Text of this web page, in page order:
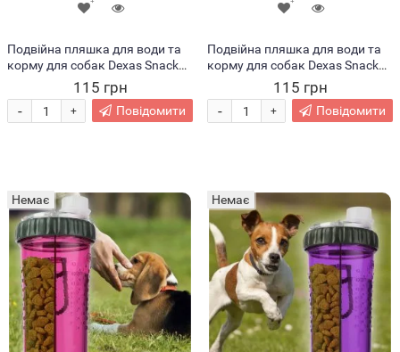
Подвійна пляшка для води та
корму для собак Dexas Snack
480мл Блакитна (205)
115 грн
+
- Повідомити
Подвійна пляшка для води та
корму для собак Dexas Snack
480мл Зелена (205)
115 грн
+
- Повідомити
Немає Немає